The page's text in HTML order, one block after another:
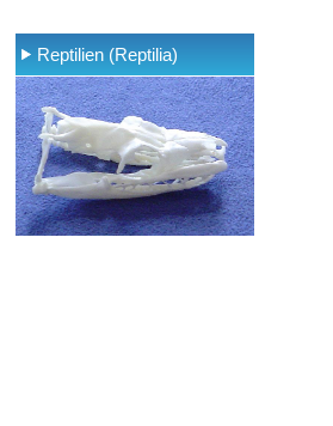
Reptilien (Reptilia)